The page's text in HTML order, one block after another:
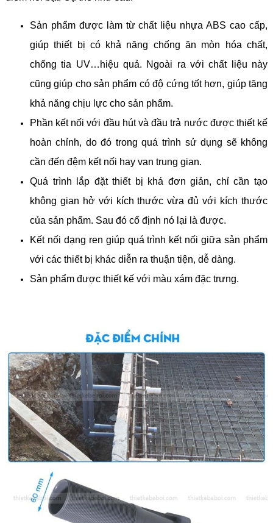
Sản phẩm được làm từ chất liệu nhựa ABS cao cấp,
giúp thiết bị có khả năng chống ăn mòn hóa chất,
chống tia UV…hiệu quả. Ngoài ra với chất liệu này
cũng giúp cho sản phẩm có độ cứng tốt hơn, giúp tăng
khả năng chịu lực cho sản phẩm.
Phần kết nối với đầu hút và đầu trả nước được thiết kế
hoàn chỉnh, do đó trong quá trình sử dụng sẽ không
cần đến đệm kết nối hay van trung gian.
Quá trình lắp đặt thiết bị khá đơn giản, chỉ cần tạo
không gian hở với kích thước vừa đủ với kích thước
của sản phẩm. Sau đó cố định nó lại là được.
Kết nối dạng ren giúp quá trình kết nối giữa sản phẩm
với các thiết bị khác diễn ra thuận tiện, dễ dàng.
Sản phẩm được thiết kế với màu xám đặc trưng.